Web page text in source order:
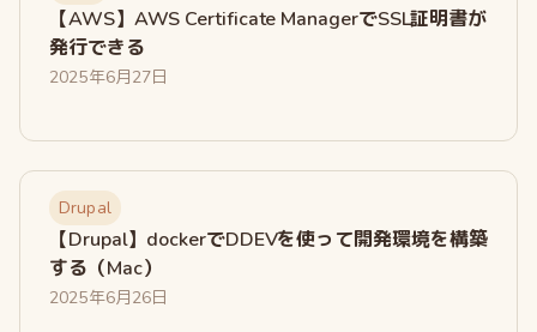
【AWS】AWS Certificate ManagerでSSL証明書が
発行できる
2025年6月27日
Drupal
【Drupal】dockerでDDEVを使って開発環境を構築
する（Mac）
2025年6月26日